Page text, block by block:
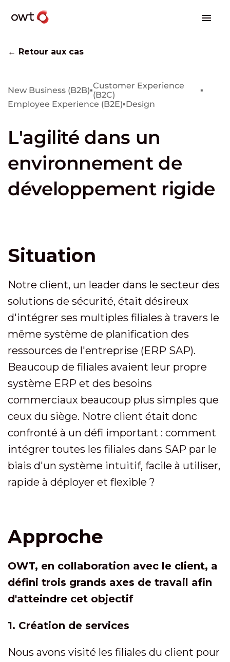
← Retour aux cas
New Business (B2B)▪Customer Experience
(B2C)
▪
Employee Experience (B2E)▪Design
L'agilité dans un
environnement de
développement rigide
Situation
Notre client, un leader dans le secteur des
solutions de sécurité, était désireux
d'intégrer ses multiples filiales à travers le
même système de planification des
ressources de l'entreprise (ERP SAP).
Beaucoup de filiales avaient leur propre
système ERP et des besoins
commerciaux beaucoup plus simples que
ceux du siège. Notre client était donc
confronté à un défi important : comment
intégrer toutes les filiales dans SAP par le
biais d'un système intuitif, facile à utiliser,
rapide à déployer et flexible ?
Approche
OWT, en collaboration avec le client, a
défini trois grands axes de travail afin
d'atteindre cet objectif
1. Création de services
Nous avons visité les filiales du client pour